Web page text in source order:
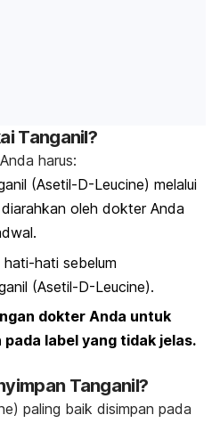
Tanganil?
harus:
(Asetil-D-Leucine) melalui
oleh dokter Anda
hati sebelum
(Asetil-D-Leucine).
dokter Anda untuk
label yang tidak jelas.
Tanganil?
paling baik disimpan pada